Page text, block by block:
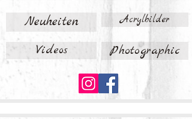
Neuheiten Acrylbilder
Videos Photographic